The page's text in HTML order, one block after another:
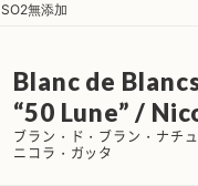
SO2無添加
Blanc de
“50 Lune” /
ブラン・ド・ブラン・ナチ
ニコラ・ガッタ